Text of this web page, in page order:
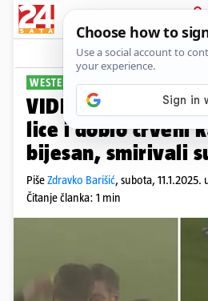
Sport
WESTERLO IZGUBIO
VIDEO Vušković se
lice i dobio crveni
bijesan, smirivali
PišeZdravko Barišić, subota, 11.1.2025.
Čitanje članka: 1 min